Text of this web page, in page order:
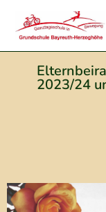
2023/24